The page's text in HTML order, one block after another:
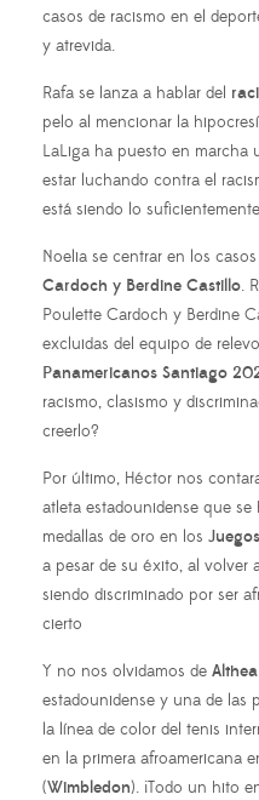
casos de racismo en el
y atrevida.
Rafa se lanza a hablar del
pelo al mencionar la
LaLiga ha puesto en
estar luchando contra el
está siendo lo
Noelia se centrar en los
Cardoch y Berdine Castillo.
Poulette Cardoch y Berdine
excluidas del equipo de
Panamericanos Santiago
racismo, clasismo y
creerlo?
Por último, Héctor nos
atleta estadounidense que
medallas de oro en los
a pesar de su éxito, al volver
siendo discriminado por ser
cierto
Y no nos olvidamos de
estadounidense y una de las
la línea de color del tenis
en la primera afroamericana
(Wimbledon). ¡Todo un hito